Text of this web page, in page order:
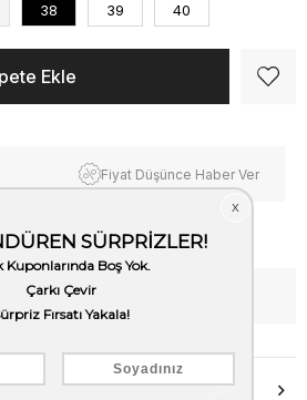
38 39 40
Fiyat Düşünce Haber Ver
WhatsApp’tan Bilgi Al